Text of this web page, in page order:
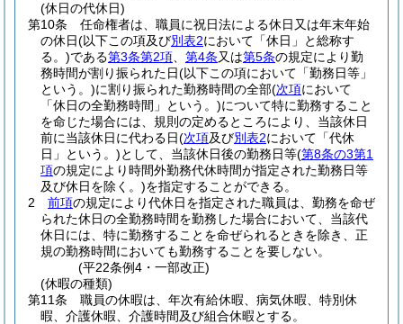
(休日の代休日)
第10条
任命権者は、職員に祝日法による休日又は年末年始
の休日(以下この項及び別表2において「休日」と総称す
る。)である第3条第2項 第4条又は第5条の規定により勤
務時間が割り振られた日(以下この項において「勤務日等」
という。)に割り振られた勤務時間の全部(次項において
「休日の全勤務時間」という。)について特に勤務すること
を命じた場合には、規則の定めるところにより、当該休日
前に当該休日に代わる日(次項及び別表2において「代休
日」という。)として、当該休日後の勤務日等(第8条の3第1
項の規定により時間外勤務代休時間が指定された勤務日等
及び休日を除く。)を指定することができる。
2
前項の規定により代休日を指定された職員は、勤務を命ぜ
られた休日の全勤務時間を勤務した場合において、当該代
休日には、特に勤務することを命ぜられるときを除き、正
規の勤務時間においても勤務することを要しない。
(平22条例4・一部改正)
(休暇の種類)
第11条
職員の休暇は、年次有給休暇、病気休暇、特別休
暇、介護休暇、介護時間及び組合休暇とする。